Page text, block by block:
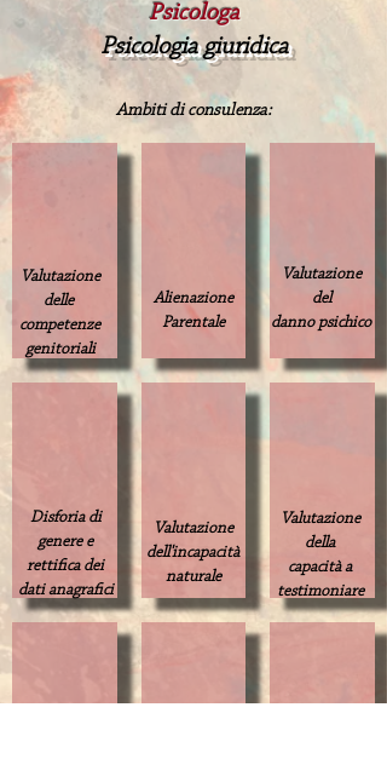
Ambiti di consulenza:
Psicologa
Psicologia giuridica
Valutazione
delle
competenze
genitoriali
Alienazione
Parentale
Valutazione
del
danno psichico
Disforia di
genere e
rettifica dei
dati anagrafici
Valutazione
dell'incapacità
naturale
Valutazione
della
capacità a
testimoniare